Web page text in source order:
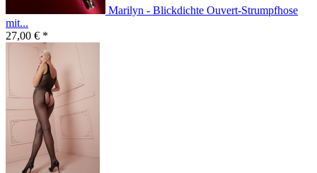
Marilyn - Blickdichte Ouvert-Strumpfhose
mit...
27,00 € *